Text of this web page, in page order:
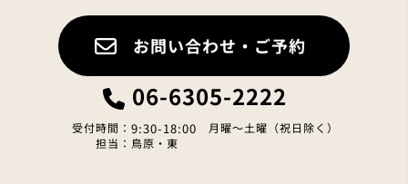
お問い合わせ・ご予約
06-6305-2222
受付時間： 9:30-18:00 月曜～土曜（祝日除く）
担当：鳥原・東